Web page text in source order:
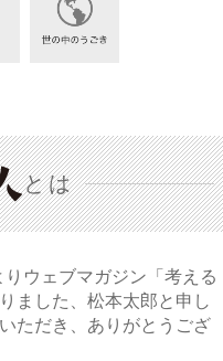
とは
ウェブマガジン「考える
ました、松本太郎と申し
ただき、ありがとうござ